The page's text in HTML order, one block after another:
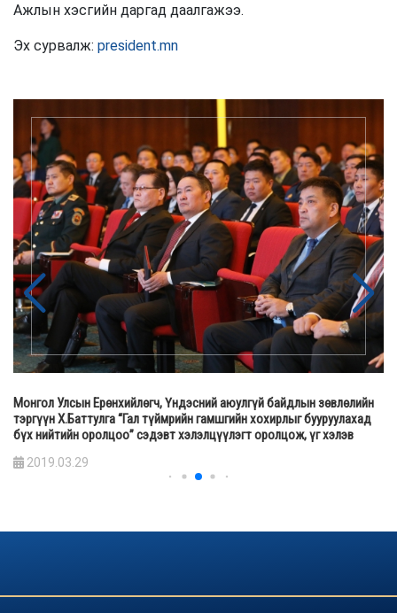
Ажлын хэсгийн даргад даалгажээ.
Эх сурвалж: president.mn
Монгол Улсын Ерөнхийлөгч, Үндэсний аюулгүй байдлын зөвлөлийн
тэргүүн Х.Баттулга “Гал түймрийн гамшгийн хохирлыг бууруулахад
бүх нийтийн оролцоо” сэдэвт хэлэлцүүлэгт оролцож, үг хэлэв
2019.03.29